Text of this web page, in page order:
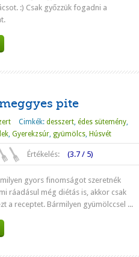
:) Csak győzzük fogadni a
pite
Cimkék: desszert, édes sütemény,
, Gyerekzsúr, gyümölcs, Húsvét
Értékelés: (3.7 / 5)
gyors finomságot szeretnék
ráadásul még diétás is, akkor csak
a receptet. Bármilyen gyümölccsel ...